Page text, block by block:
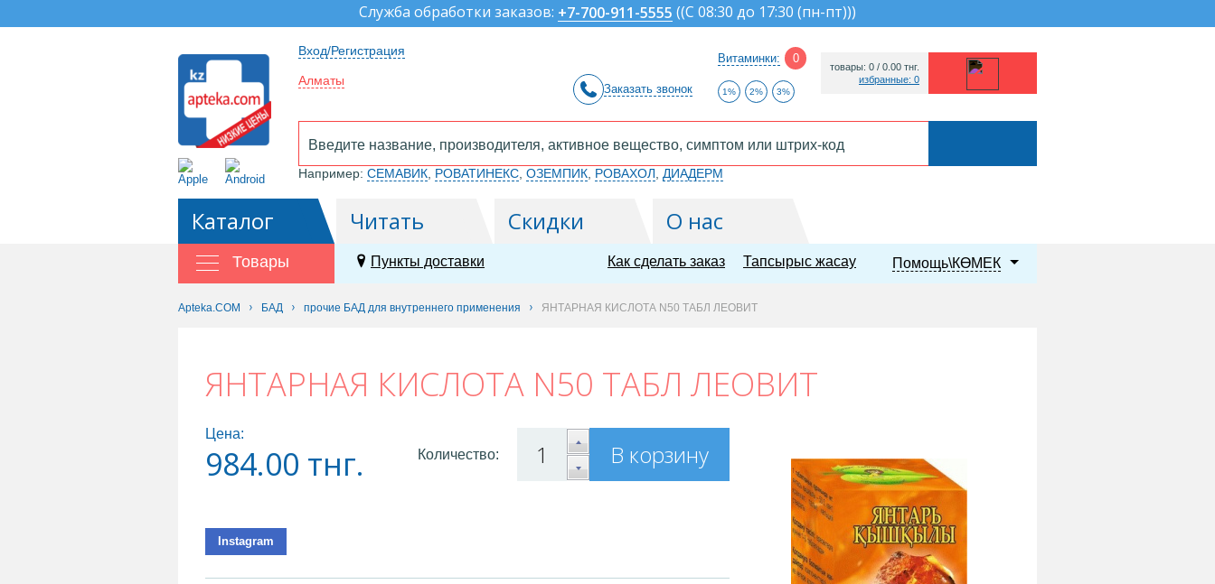
Служба обработки заказов: +7-700-911-5555 ((С 08:30 до 17:30 (пн-пт)))
Вход/Регистрация
Алматы
Заказать звонок
Витаминки: 0
1% 2% 3%
товары: 0 / 0.00 тнг.
избранные: 0
Например: СЕМАВИК РОВАТИНЕКС ОЗЕМПИК РОВАХОЛ ДИАДЕРМ
Каталог Читать Скидки О нас
Товары Пункты доставки Помощь\КӨМЕК
Тапсырыс жасау
Как сделать заказ
Apteka.COM БАД прочие БАД для внутреннего применения ЯНТАРНАЯ КИСЛОТА N50 ТАБЛ ЛЕОВИТ
ЯНТАРНАЯ КИСЛОТА N50 ТАБЛ ЛЕОВИТ
Цена:
984.00 тнг. В корзину
Количество:
Instagram